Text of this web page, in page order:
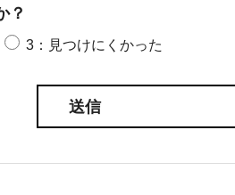
？
3：見つけにくかった